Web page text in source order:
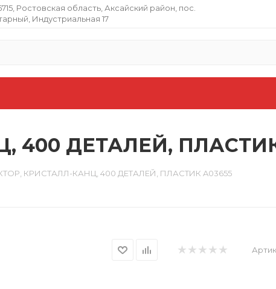
Ростовская область​, Аксайский район, пос.
Индустриальная 17
400 ДЕТАЛЕЙ, ПЛАСТИК
КРИСТАЛЛ-КАНЦ, 400 ДЕТАЛЕЙ, ПЛАСТИК A03655